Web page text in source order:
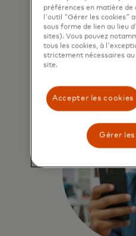
« appareils
rapidement au
En savoir plus
préférences en matière
l'outil "Gérer les cookies"
sous forme de lien au lieu
sites). Vous pouvez
tous les cookies, à
strictement nécessaires
site.
Accepter les cookies
Gérer